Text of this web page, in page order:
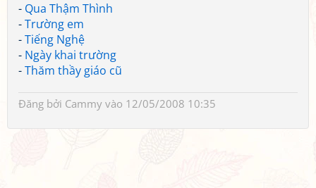
- Qua Thậm Thình
-Trường em
-Tiếng Nghệ
- Ngày khai trường
-Thăm thầy giáo cũ
Đăng bởi Cammy vào 12/05/2008 10:35